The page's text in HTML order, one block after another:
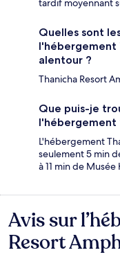
tardif moyennant
Quelles sont
l'hébergement
alentour ?
Thanicha Resort
Que puis-je
l'hébergement
L'hébergement
seulement 5 min
à 11 min de
Avis
Avis sur
Resort